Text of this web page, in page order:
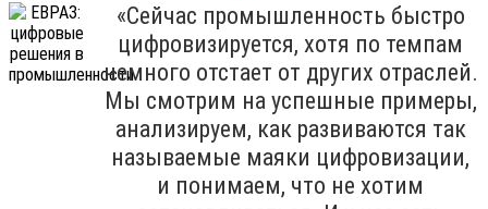
«Сейчас промышленность быстро
цифровизируется, хотя по темпам
немного отстает от других отраслей.
Мы смотрим на успешные примеры,
анализируем, как развиваются так
называемые маяки цифровизации,
и понимаем, что не хотим